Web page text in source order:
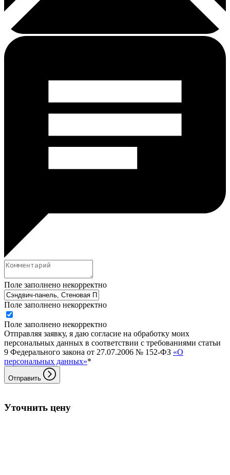
Поле заполнено некорректно
Поле заполнено некорректно
Поле заполнено некорректно
Отправляя заявку, я даю согласие на обработку моих
персональных данных в соответствии с требованиями статьи
9 Федерального закона от 27.07.2006 № 152-ФЗ «О
персональных данных»*
Отправить
Уточнить цену